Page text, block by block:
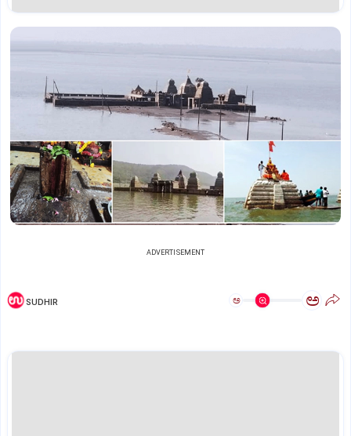
ADVERTISEMENT
SUDHIR ಅ ಅ